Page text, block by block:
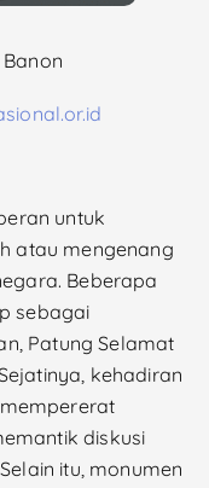
untuk
atau mengenang
Beberapa
sebagai
Patung Selamat
kehadiran
diskusi
itu, monumen